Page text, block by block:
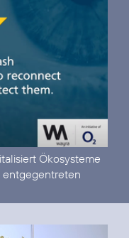
Ökosysteme
entgegentreten